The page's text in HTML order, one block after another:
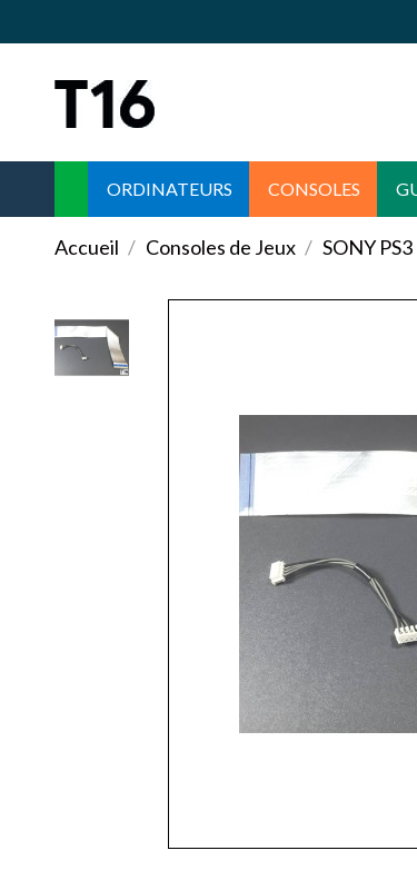
ORDINATEURS CONSOLES
Accueil Consoles de Jeux SONY PS3